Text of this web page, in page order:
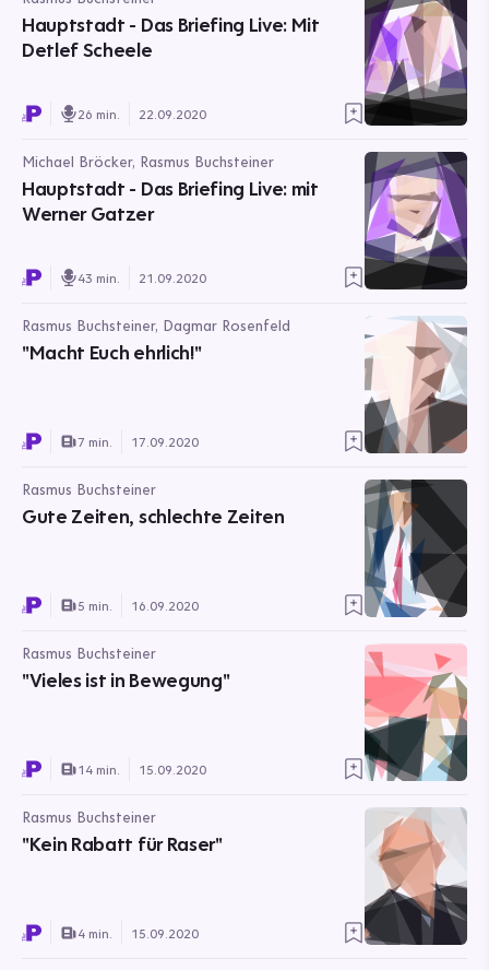
Hauptstadt - Das Briefing Live: Mit
Detlef Scheele
26 min. 22.09.2020
Michael Bröcker, Rasmus Buchsteiner
Hauptstadt - Das Briefing Live: mit
Werner Gatzer
43 min. 21.09.2020
Rasmus Buchsteiner, Dagmar Rosenfeld
"Macht Euch ehrlich!"
7 min. 17.09.2020
Rasmus Buchsteiner
Gute Zeiten, schlechte Zeiten
5 min. 16.09.2020
Rasmus Buchsteiner
"Vieles ist in Bewegung"
14 min. 15.09.2020
Rasmus Buchsteiner
"Kein Rabatt für Raser"
4 min. 15.09.2020